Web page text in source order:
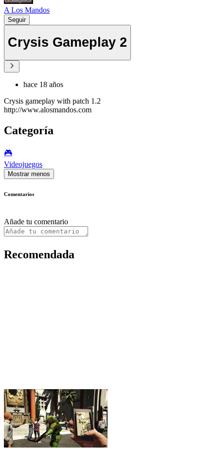
A Los Mandos
Seguir
Crysis Gameplay 2
hace 18 años
Crysis gameplay with patch 1.2
http://www.alosmandos.com
Categoría
🎮️
Videojuegos
Mostrar menos
Comentarios
Añade tu comentario
Recomendada